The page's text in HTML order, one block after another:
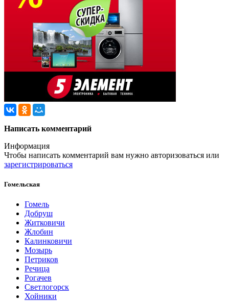
Написать комментарий
Информация
Чтобы написать комментарий вам нужно авторизоваться или
зарегистрироваться
Гомельская
Гомель
Добруш
Житковичи
Жлобин
Калинковичи
Мозырь
Петриков
Речица
Рогачев
Светлогорск
Хойники